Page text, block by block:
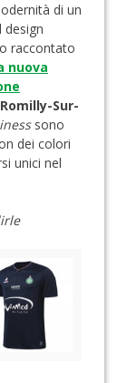
di un
design
raccontato
nuova
Romilly-Sur-
sono
dei colori
unici nel